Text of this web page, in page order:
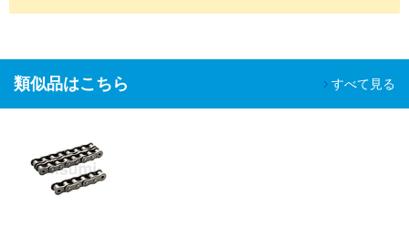
類似品はこちら すべて見る